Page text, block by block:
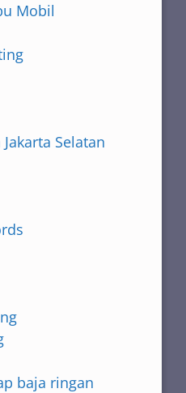
Mobil
Selatan
baja ringan